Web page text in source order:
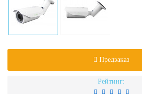
Предзаказ
Рейтинг: